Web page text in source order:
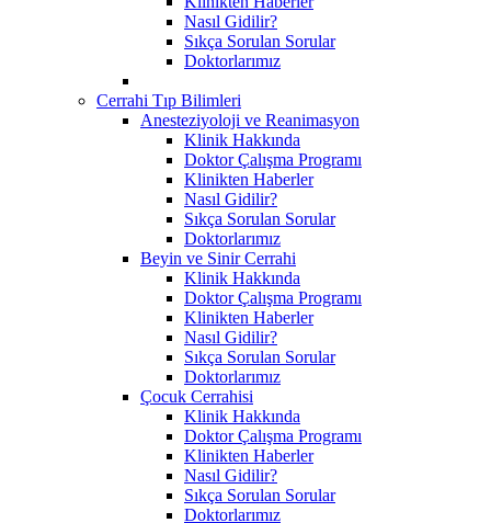
Nasıl Gidilir?
Sıkça Sorulan Sorular
Doktorlarımız
Cerrahi Tıp Bilimleri
Anesteziyoloji ve Reanimasyon
Klinik Hakkında
Doktor Çalışma Programı
Klinikten Haberler
Nasıl Gidilir?
Sıkça Sorulan Sorular
Doktorlarımız
Beyin ve Sinir Cerrahi
Klinik Hakkında
Doktor Çalışma Programı
Klinikten Haberler
Nasıl Gidilir?
Sıkça Sorulan Sorular
Doktorlarımız
Çocuk Cerrahisi
Klinik Hakkında
Doktor Çalışma Programı
Klinikten Haberler
Nasıl Gidilir?
Sıkça Sorulan Sorular
Doktorlarımız